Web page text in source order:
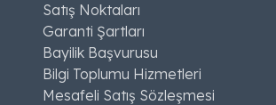
Satış Noktaları
Garanti Şartları
Bayilik Başvurusu
Bilgi Toplumu Hizmetleri
Mesafeli Satış Sözleşmesi